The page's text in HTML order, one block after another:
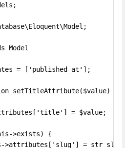
Model
= ['published_at'];
setTitleAttribute($value)
= $value;
>exists) {
>attributes['slug'] =